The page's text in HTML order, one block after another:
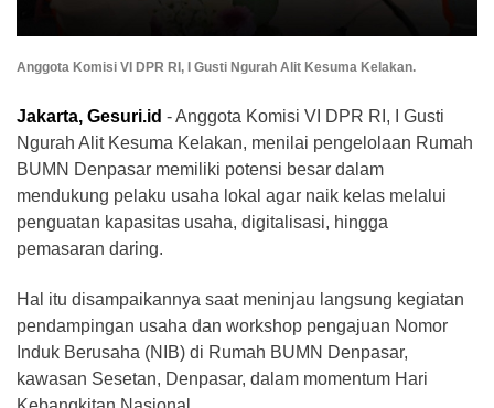
Anggota Komisi VI DPR RI, I Gusti Ngurah Alit Kesuma Kelakan.
Jakarta, Gesuri.id - Anggota Komisi VI DPR RI, I Gusti
Ngurah Alit Kesuma Kelakan, menilai pengelolaan Rumah
BUMN Denpasar memiliki potensi besar dalam
mendukung pelaku usaha lokal agar naik kelas melalui
penguatan kapasitas usaha, digitalisasi, hingga
pemasaran daring.
Hal itu disampaikannya saat meninjau langsung kegiatan
pendampingan usaha dan workshop pengajuan Nomor
Induk Berusaha (NIB) di Rumah BUMN Denpasar,
kawasan Sesetan, Denpasar, dalam momentum Hari